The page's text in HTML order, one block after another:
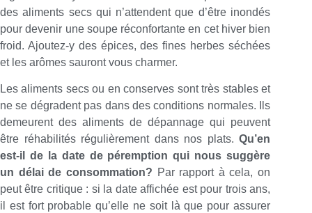
des aliments secs qui n’attendent que d’être inondés
pour devenir une soupe réconfortante en cet hiver bien
froid. Ajoutez-y des épices, des fines herbes séchées
et les arômes sauront vous charmer.
Les aliments secs ou en conserves sont très stables et
ne se dégradent pas dans des conditions normales. Ils
demeurent des aliments de dépannage qui peuvent
être réhabilités régulièrement dans nos plats. Qu’en
est-il de la date de péremption qui nous suggère
un délai de consommation? Par rapport à cela, on
peut être critique : si la date affichée est pour trois ans,
il est fort probable qu’elle ne soit là que pour assurer